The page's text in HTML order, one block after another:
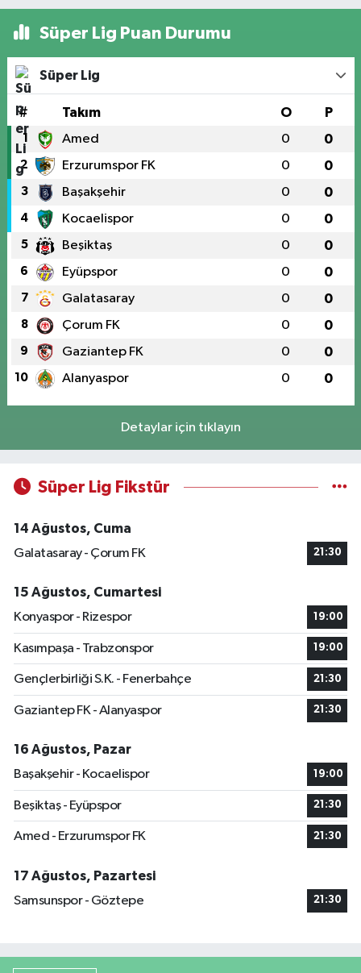
Süper Lig Puan Durumu
Süper Lig
# Takım O P
1 Amed 0 0
2 Erzurumspor FK 0 0
3 Başakşehir 0 0
4 Kocaelispor 0 0
5 Beşiktaş 0 0
6 Eyüpspor 0 0
7 Galatasaray 0 0
8 Çorum FK 0 0
9 Gaziantep FK 0 0
10 Alanyaspor 0 0
Detaylar için tıklayın
Süper Lig Fikstür
14 Ağustos, Cuma
Galatasaray - Çorum FK
21:30
15 Ağustos, Cumartesi
Konyaspor - Rizespor
19:00
Kasımpaşa - Trabzonspor 19:00
Gençlerbirliği S.K. - Fenerbahçe 21:30
Gaziantep FK - Alanyaspor 21:30
16 Ağustos, Pazar
Başakşehir - Kocaelispor
19:00
Beşiktaş - Eyüpspor 21:30
Amed - Erzurumspor FK 21:30
17 Ağustos, Pazartesi
Samsunspor - Göztepe
21:30